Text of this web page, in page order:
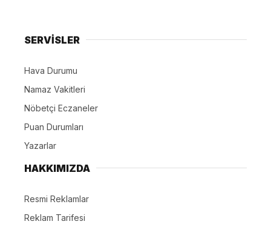
SERVİSLER
Hava Durumu
Namaz Vakitleri
Nöbetçi Eczaneler
Puan Durumları
Yazarlar
HAKKIMIZDA
Resmi Reklamlar
Reklam Tarifesi